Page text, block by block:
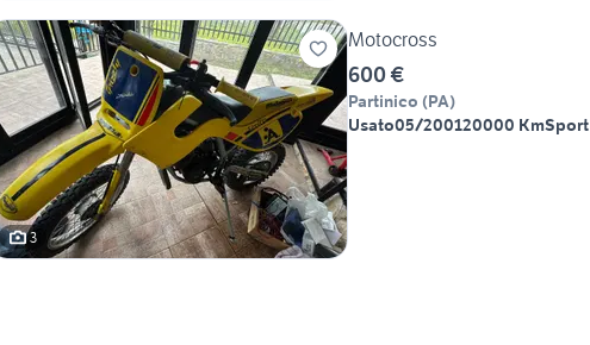
3
Motocross
600 €
Partinico (PA)
Usato05/200120000 KmSport